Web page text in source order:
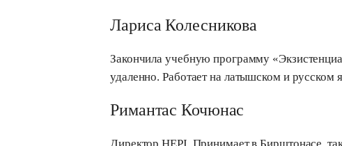
Лариса Колесникова
Закончила учебную программу
удаленно. Работает на латышском и
Римантас Кочюнас